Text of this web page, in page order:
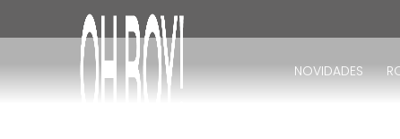
NOVIDADES
TERMOS MAIS BUSCADOS
vestido
vestido longo